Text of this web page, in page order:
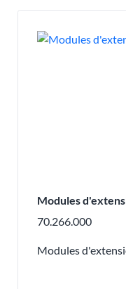
Modules
70.266.000
Modules